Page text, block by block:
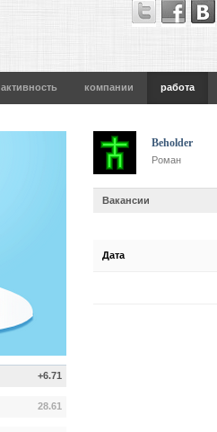
активность компании работа
Beholder
Роман
Вакансии
Дата
+6.71
28.61